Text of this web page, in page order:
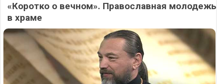
«Коротко о вечном». Православная молодежь
в храме